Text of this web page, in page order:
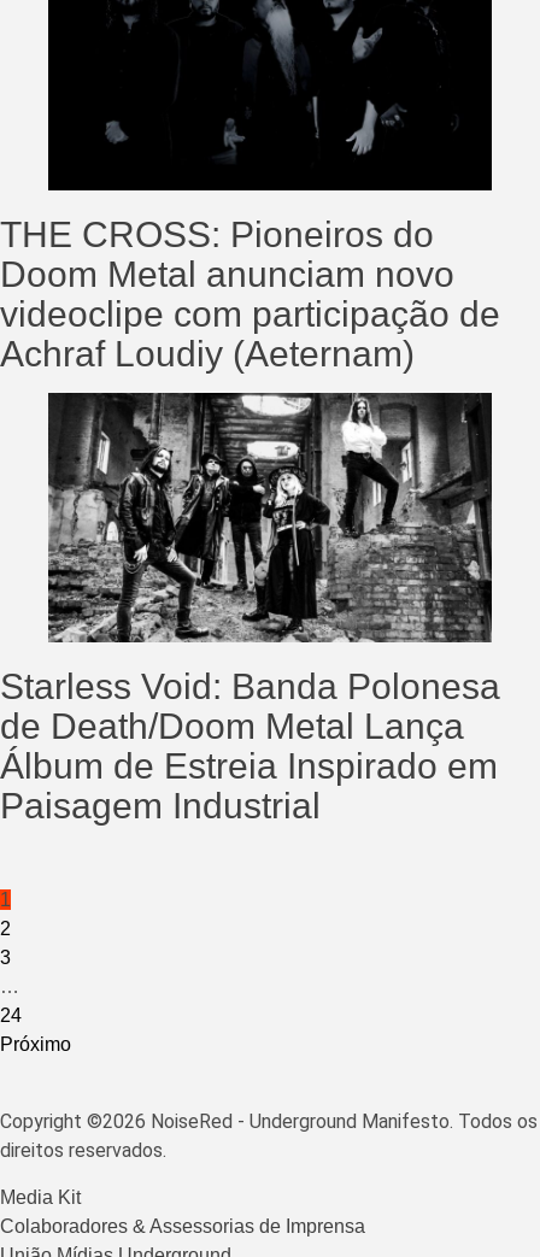
THE CROSS: Pioneiros do
Doom Metal anunciam novo
videoclipe com participação de
Achraf Loudiy (Aeternam)
Starless Void: Banda Polonesa
de Death/Doom Metal Lança
Álbum de Estreia Inspirado em
Paisagem Industrial
Paginação
de
posts
1
2
3
…
24
Próximo
Copyright ©2026 NoiseRed - Underground Manifesto. Todos os
direitos reservados.
Media Kit
Colaboradores & Assessorias de Imprensa